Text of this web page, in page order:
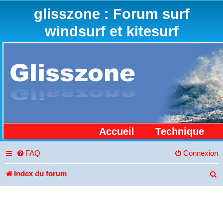
glisszone : Forum surf
windsurf et kitesurf
Accueil Technique
FAQ Connexion
Index du forum